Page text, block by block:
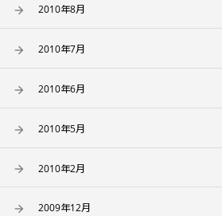
2010年8月
2010年7月
2010年6月
2010年5月
2010年2月
2009年12月